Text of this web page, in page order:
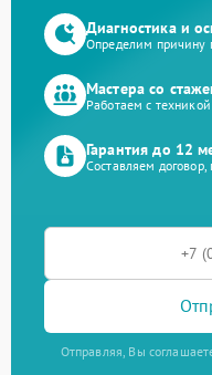
Диагностика и
Определим причину
Мастера со
Работаем с
Гарантия до 12
Составляем
Отправляя, Вы